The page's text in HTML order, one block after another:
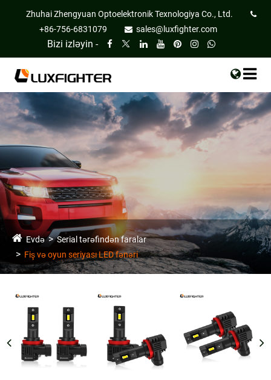
Zhuhai Zhengyuan Optoelektronik Texnologiya Co., Ltd.
+86-756-6831079
sales@luxfighter.com
Bizi izləyin -
Evdə
Serial tərəfindən faralar
Fiş və oyun seriyası LED fənəri